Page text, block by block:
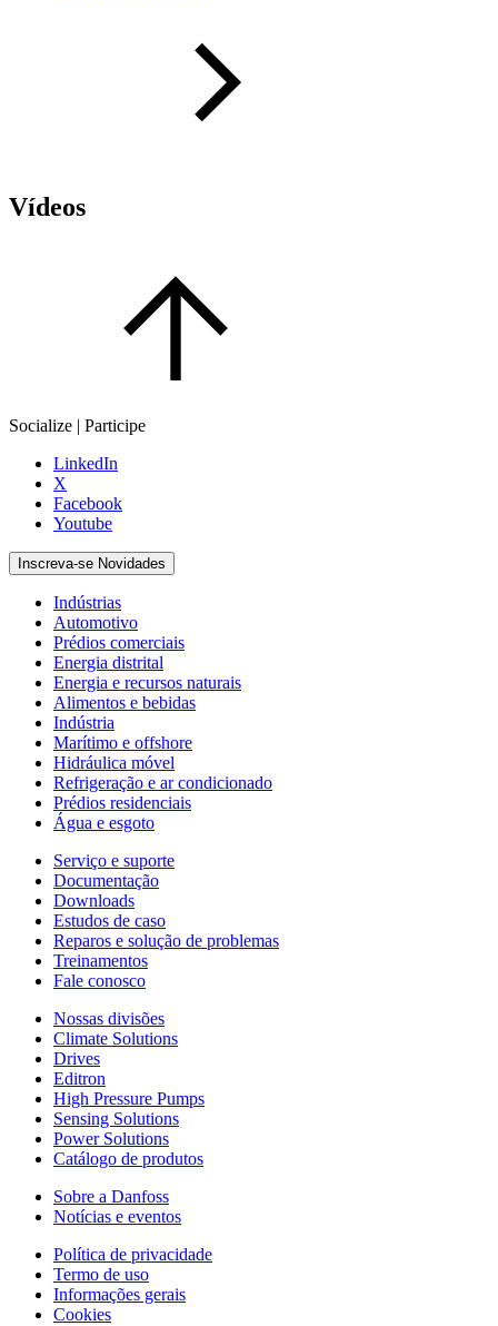
Vídeos
Socialize | Participe
LinkedIn
X
Facebook
Youtube
Inscreva-se Novidades
Indústrias
Automotivo
Prédios comerciais
Energia distrital
Energia e recursos naturais
Alimentos e bebidas
Indústria
Marítimo e offshore
Hidráulica móvel
Refrigeração e ar condicionado
Prédios residenciais
Água e esgoto
Serviço e suporte
Documentação
Downloads
Estudos de caso
Reparos e solução de problemas
Treinamentos
Fale conosco
Nossas divisões
Climate Solutions
Drives
Editron
High Pressure Pumps
Sensing Solutions
Power Solutions
Catálogo de produtos
Sobre a Danfoss
Notícias e eventos
Política de privacidade
Termo de uso
Informações gerais
Cookies